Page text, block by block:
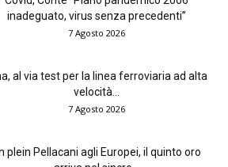
inadeguato, virus senza precedenti”
7 Agosto 2026
al via test per la linea ferroviaria ad alta
velocità...
7 Agosto 2026
plein Pellacani agli Europei, il quinto oro